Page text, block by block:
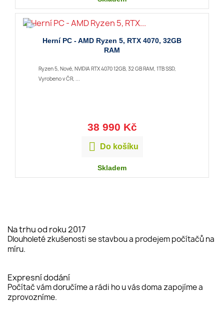
Herní PC - AMD Ryzen 5, RTX 4070, 32GB
RAM
Ryzen 5, Nové, NVIDIA RTX 4070 12GB, 32 GB RAM, 1TB SSD,
Vyrobeno v ČR, ...
38 990 Kč
 Do košíku
Skladem
Na trhu od roku 2017
Dlouholeté zkušenosti se stavbou a prodejem počítačů na
míru.
Expresní dodání
Počítač vám doručíme a rádi ho u vás doma zapojíme a
zprovozníme.